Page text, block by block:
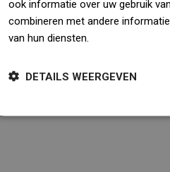
de omstandigheden van de
betreffende badkamer.
ook informatie over uw gebruik
combineren met andere
van hun diensten.
DETAILS WEERGEVEN